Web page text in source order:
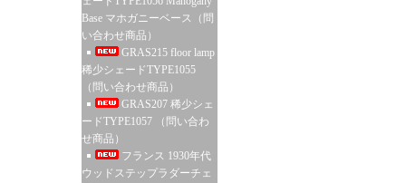
Base マホガニーベース（問
い合わせ商品）
GRAS215 floor lamp
稀少シェードTYPE1055
（問い合わせ商品）
GRAS207 稀少シェ
ードTYPE1057 （問い合わ
せ商品）
フランス 1930年代
ウッドステップラダーチェ